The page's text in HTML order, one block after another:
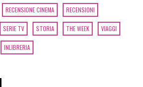
RECENSIONE CINEMA RECENSIONI
SERIE TV STORIA THE WEEK VIAGGI
INLIBRERIA